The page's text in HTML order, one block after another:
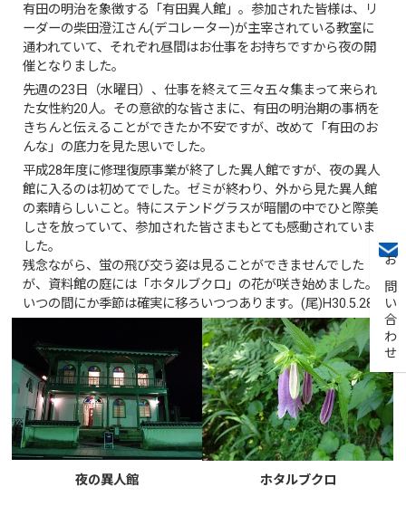
お問い合わせ
有田の明治を象徴する「有田異人館」。参加された皆様は、リ
ーダーの柴田澄江さん(デコレーター)が主宰されている教室に
通われていて、それぞれ昼間はお仕事をお持ちですから夜の開
催となりました。
先週の23日（水曜日）、仕事を終えて三々五々集まって来られ
た女性約20人。その意欲的な皆さまに、有田の明治期の事柄を
きちんと伝えることができたか不安ですが、改めて「有田のお
んな」の底力を見た思いでした。
平成28年度に修理復原事業が終了した異人館ですが、夜の異人
館に入るのは初めてでした。ゼミが終わり、外から見た異人館
の素晴らしいこと。特にステンドグラスが暗闇の中でひと際美
しさを放っていて、参加された皆さまもとても感動されていま
した。
残念ながら、蛍の飛び交う姿は見ることができませんでした
が、資料館の庭には「ホタルブクロ」の花が咲き始めました。
いつの間にか季節は確実に移ろいつつあります。(尾)H30.5.28
夜の異人館 ホタルブクロ